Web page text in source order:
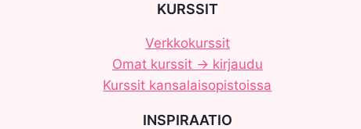
KURSSIT
Verkkokurssit
Omat kurssit -> kirjaudu
Kurssit kansalaisopistoissa
INSPIRAATIO